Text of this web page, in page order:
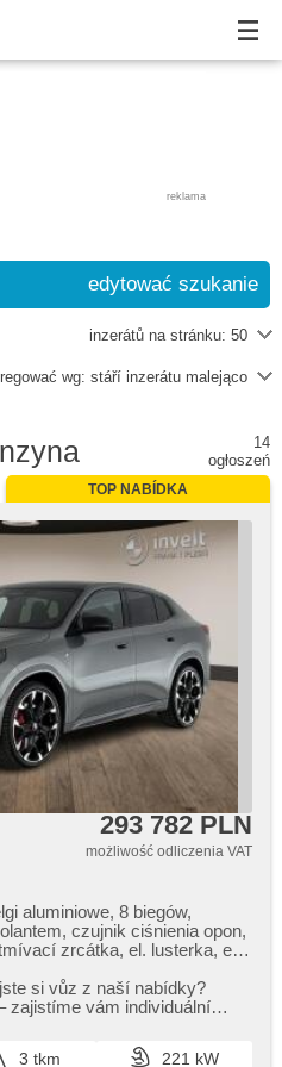
reklama
edytować szukanie
inzerátů na stránku: 50
wg: stáří inzerátu malejąco
14
ogłoszeń
TOP NABÍDKA
293 782 PLN
możliwość odliczenia VAT
aluminiowe, 8 biegów,
czujnik ciśnienia opon,
zrcátka, el. lusterka, el.
zařízení, dach panoramiczny,
čelního skla, podgrzewane
siedzeń, fotele
si vůz z naší nabídky?
zajistíme vám individuální
3 tkm
221 kW